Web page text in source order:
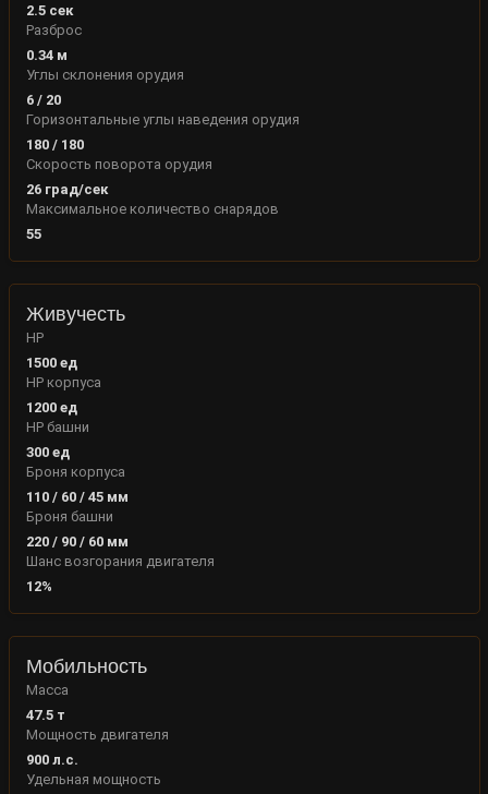
2.5сек
Разброс
0.34м
Углы склонения орудия
6 / 20
Горизонтальные углы наведения орудия
180 / 180
Скорость поворота орудия
26град/сек
Максимальное количество снарядов
55
Живучесть
HP
1500ед
HP корпуса
1200ед
HP башни
300ед
Броня корпуса
110/ 60/ 45мм
Броня башни
220 / 90 / 60 мм
Шанс возгорания двигателя
12%
Мобильность
Масса
47.5т
Мощность двигателя
900л.с.
Удельная мощность